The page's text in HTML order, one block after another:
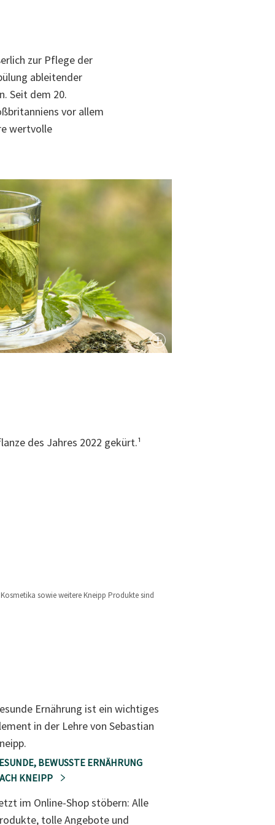
zur Pflege der
ableitender
Seit dem 20.
vor allem
wertvolle
des Jahres 2022 gekürt.¹
sowie weitere Kneipp Produkte sind
Ernährung ist ein wichtiges
in der Lehre von Sebastian
BEWUSSTE ERNÄHRUNG
KNEIPP
im Online-Shop stöbern: Alle
tolle Angebote und